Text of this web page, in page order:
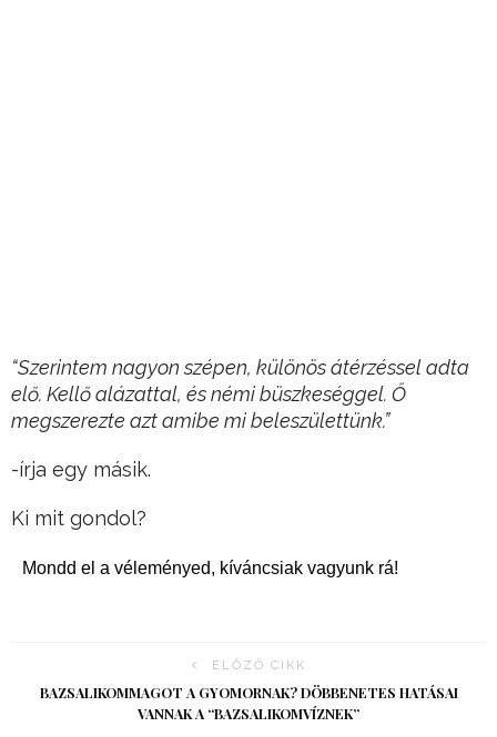
“Szerintem nagyon szépen, különös átérzéssel adta
elő. Kellő alázattal, és némi büszkeséggel. Ő
megszerezte azt amibe mi beleszülettünk.”
-írja egy másik.
Ki mit gondol?
Mondd el a véleményed, kíváncsiak vagyunk rá!
ELŐZŐ CIKK
BAZSALIKOMMAGOT A GYOMORNAK? DÖBBENETES HATÁSAI
VANNAK A “BAZSALIKOMVÍZNEK”